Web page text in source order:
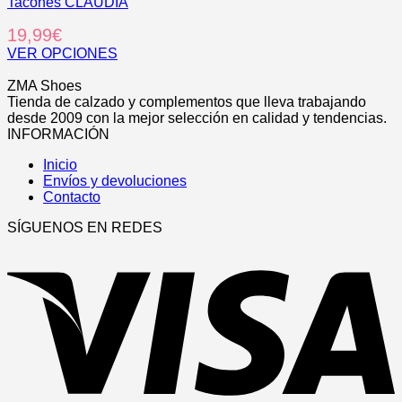
la
página
producto
múltiples
Las
opciones
pueden
elegir
en
la
producto
19,99€
VER OPCIONES
producto
tiene
múltiples
variantes.
opciones
pueden
en
de
producto
ZMA Shoes
Tienda de calzado y complementos que lleva trabajando
desde 2009 con la mejor selección en calidad y tendencias.
INFORMACIÓN
Inicio
Envíos y devoluciones
Contacto
SÍGUENOS EN REDES